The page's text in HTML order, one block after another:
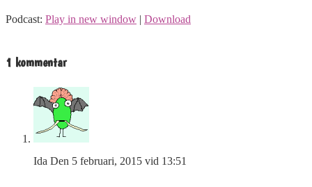
Podcast: Play in new window | Download
1 kommentar
Ida Den 5 februari, 2015 vid 13:51